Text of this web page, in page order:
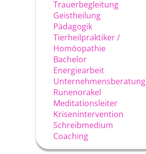
Trauerbegleitung
Geistheilung
Pädagogik
Tierheilpraktiker /
Homöopathie
Bachelor
Energiearbeit
Unternehmensberatung
Runenorakel
Meditationsleiter
Krisenintervention
Schreibmedium
Coaching